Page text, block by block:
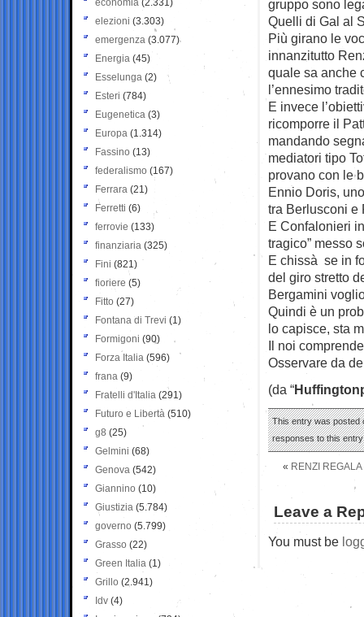
gruppo sono
Quelli di Gal al
Più girano le
innanzitutto
quale sa anche
l’ennesimo
E invece
ricomporre il
mandando
mediatori tipo
provano con le
Ennio Doris,
tra Berlusconi e
E Confalonieri
tragico” messo
E chissà se in
del giro stretto
Bergamini
Quindi è un
lo capisce, sta
Il noi
Osservare da
(da “
This entry was posted
responses to this
« RENZI
Leave a
You must be
economia (2.331)
elezioni (3.303)
emergenza (3.077)
Energia (45)
Esselunga (2)
Esteri (784)
Eugenetica (3)
Europa (1.314)
Fassino (13)
federalismo (167)
Ferrara (21)
Ferretti (6)
ferrovie (133)
finanziaria (325)
Fini (821)
fioriere (5)
Fitto (27)
Fontana di Trevi (1)
Formigoni (90)
Forza Italia (596)
frana (9)
Fratelli d'Italia (291)
Futuro e Libertà (510)
g8 (25)
Gelmini (68)
Genova (542)
Giannino (10)
Giustizia (5.784)
governo (5.799)
Grasso (22)
Green Italia (1)
Grillo (2.941)
Idv (4)